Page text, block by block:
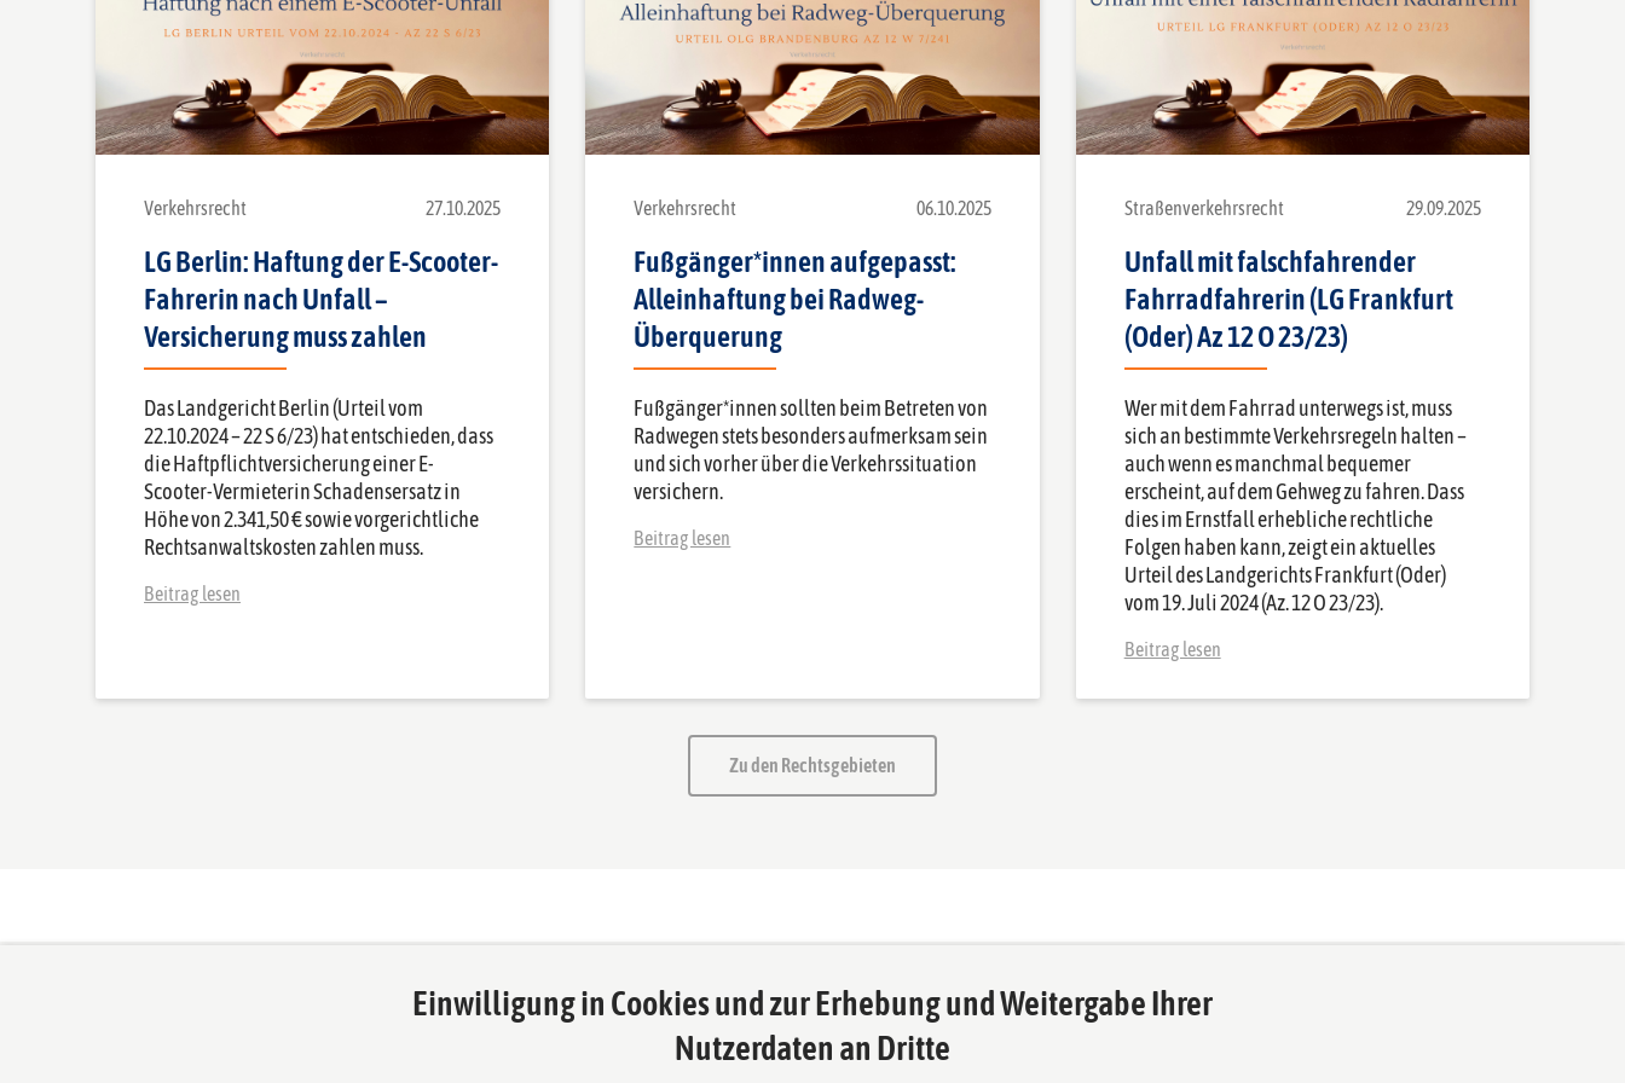
Verkehrsrecht 27.10.2025
LG Berlin: Haftung der E-Scooter-
Fahrerin nach Unfall –
Versicherung muss zahlen
Das Landgericht Berlin (Urteil vom
22.10.2024 – 22 S 6/23) hat entschieden, dass
die Haftpflichtversicherung einer E-
Scooter-Vermieterin Schadensersatz in
Höhe von 2.341,50 € sowie vorgerichtliche
Rechtsanwaltskosten zahlen muss.
Beitrag lesen
Verkehrsrecht 06.10.2025
Fußgänger*innen aufgepasst:
Alleinhaftung bei Radweg-
Überquerung
Fußgänger*innen sollten beim Betreten von
Radwegen stets besonders aufmerksam sein
und sich vorher über die Verkehrssituation
versichern.
Beitrag lesen
Straßenverkehrsrecht 29.09.2025
Unfall mit falschfahrender
Fahrradfahrerin (LG Frankfurt
(Oder) Az 12 O 23/23)
Wer mit dem Fahrrad unterwegs ist, muss
sich an bestimmte Verkehrsregeln halten –
auch wenn es manchmal bequemer
erscheint, auf dem Gehweg zu fahren. Dass
dies im Ernstfall erhebliche rechtliche
Folgen haben kann, zeigt ein aktuelles
Urteil des Landgerichts Frankfurt (Oder)
vom 19. Juli 2024 (Az. 12 O 23/23).
Beitrag lesen
Zu den Rechtsgebieten
Über uns
Folgen Sie uns auf
Einwilligung in Cookies und zur Erhebung und Weitergabe Ihrer
Nutzerdaten an Dritte